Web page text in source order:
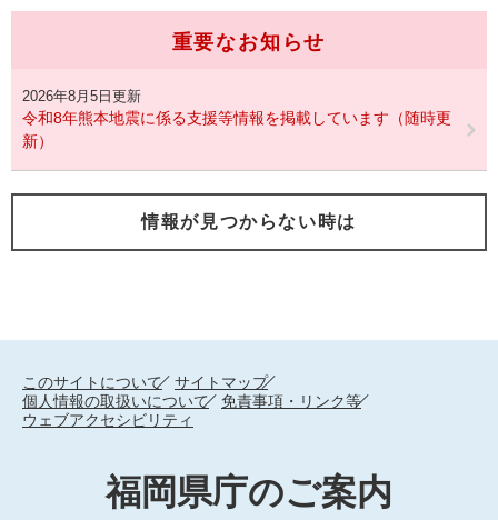
重要なお知らせ
2026年8月5日更新
令和8年熊本地震に係る支援等情報を掲載しています（随時更
新）
情報が見つからない時は
このサイトについて
サイトマップ
個人情報の取扱いについて
免責事項・リンク等
ウェブアクセシビリティ
福岡県庁のご案内